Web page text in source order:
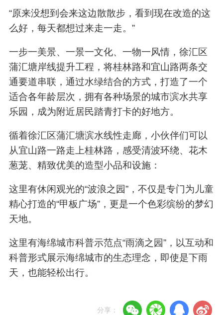
“原来没想到会来这边散散步，看到现在改造的这
么好，每天都想过来走一走。”
一步一美景、一景一文化、一物一风情，徐汇区
蒲汇塘岸线提升工程，将桂林路和宜山路两条交
通要道串联，通过水绿结合的方式，打造了一个
适合各年龄层次，拥有各种场景的城市滨水共享
乐园，成为附近居民踏青打卡的好地方。
循着徐汇区蒲汇塘滨水线性走廊，小伙伴们可以
从宜山路一路走上桂林路，感受清波环绕、花木
葱茏、精致优美的造型小品和设施：
这里有休闲观光的“波浪之园”，不仅是专门为儿童
精心打造的“甲板广场”，更是一个色彩缤纷的梦幻
天地。
这里有海绵城市科普示范点“雨滴之园”，以互动和
科普形式展示海绵城市的生态理念，即使是下雨
天，也能轻松出行。
分享：